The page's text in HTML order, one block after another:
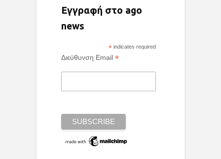
Εγγραφή στο ago
news
* indicates required
Διεύθυνση Email *